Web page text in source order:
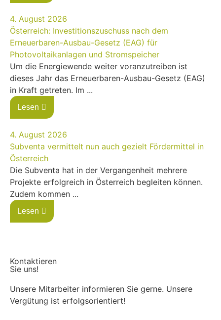
4. August 2026
Österreich: Investitionszuschuss nach dem
Erneuerbaren-Ausbau-Gesetz (EAG) für
Photovoltaikanlagen und Stromspeicher
Um die Energiewende weiter voranzutreiben ist
dieses Jahr das Erneuerbaren-Ausbau-Gesetz (EAG)
in Kraft getreten. Im ...
Lesen
4. August 2026
Subventa vermittelt nun auch gezielt Fördermittel in
Österreich
Die Subventa hat in der Vergangenheit mehrere
Projekte erfolgreich in Österreich begleiten können.
Zudem kommen ...
Lesen
Kontaktieren
Sie uns!
Unsere Mitarbeiter informieren Sie gerne. Unsere
Vergütung ist erfolgsorientiert!